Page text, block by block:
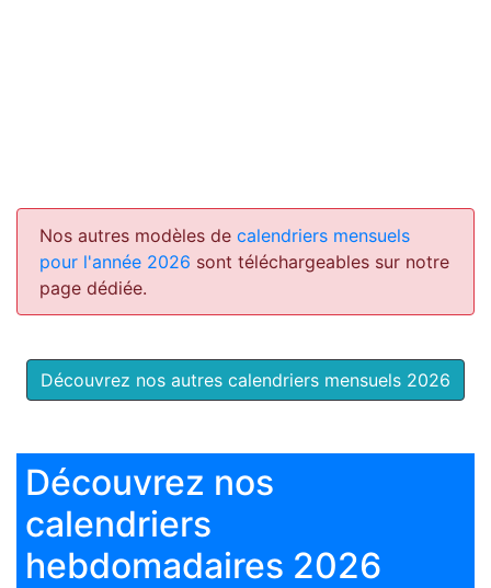
Nos autres modèles de calendriers mensuels
pour l'année 2026 sont téléchargeables sur notre
page dédiée.
Découvrez nos autres calendriers mensuels 2026
Découvrez nos
calendriers
hebdomadaires 2026